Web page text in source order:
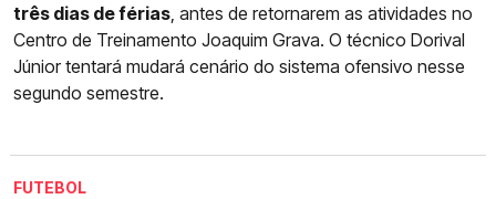
três dias de férias, antes de retornarem as atividades no
Centro de Treinamento Joaquim Grava. O técnico Dorival
Júnior tentará mudará cenário do sistema ofensivo nesse
segundo semestre.
FUTEBOL